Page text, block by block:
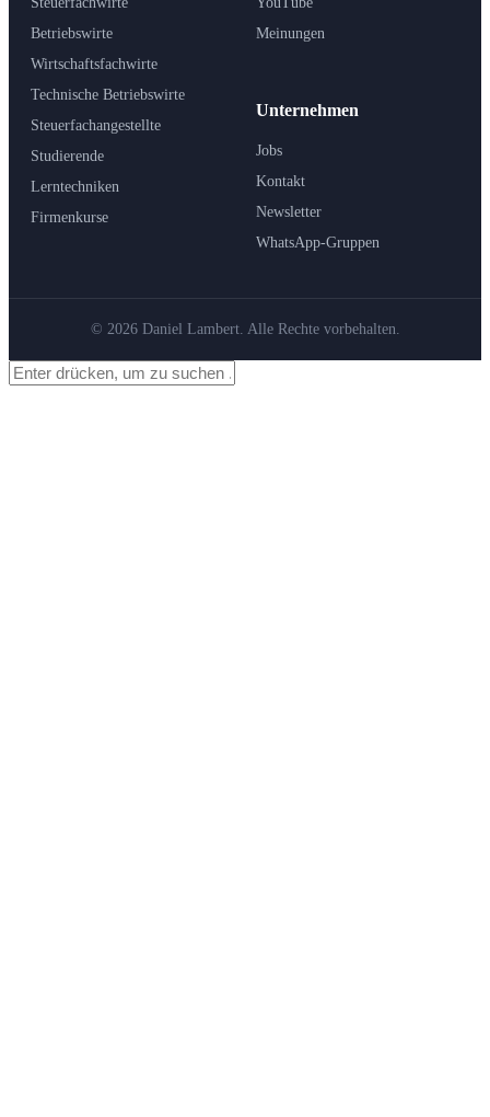
Betriebswirte
Wirtschaftsfachwirte
Technische Betriebswirte
Steuerfachangestellte
Studierende
Lerntechniken
Firmenkurse
Meinungen
Unternehmen
Jobs
Kontakt
Newsletter
WhatsApp-Gruppen
© 2026 Daniel Lambert. Alle Rechte vorbehalten.